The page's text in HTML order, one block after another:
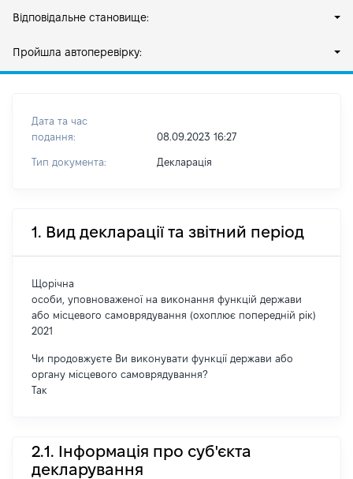
Відповідальне становище:
Пройшла автоперевірку:
Дата та час
подання:
08.09.2023 16:27
Тип документа: Декларація
1. Вид декларації та звітний період
Щорічна
особи, уповноваженої на виконання функцій держави
або місцевого самоврядування (охоплює попередній рік)
2021
Чи продовжуєте Ви виконувати функції держави або
органу місцевого самоврядування?
Так
2.1. Інформація про суб'єкта
декларування